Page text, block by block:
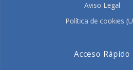
Aviso Legal
Política de cookies
Acceso Rápido